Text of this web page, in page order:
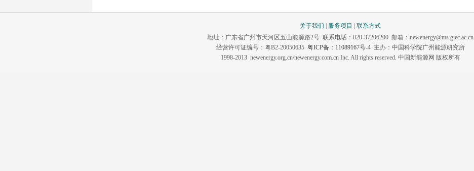
关于我们 服务项目
联系方式
地址：广东省广州市天河区五山能源路2号 联系电话：020-37206200 邮箱：newenergy@ms.giec.ac.cn
经营许可证编号：粤B2-20050635 粤ICP备：11089167号-4主办：中国科学院广州能源研究所
1998-2013 newenergy.org.cn/newenergy.com.cn Inc. All rights reserved. 中国新能源网 版权所有